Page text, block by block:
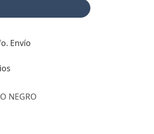
Envío
NEGRO